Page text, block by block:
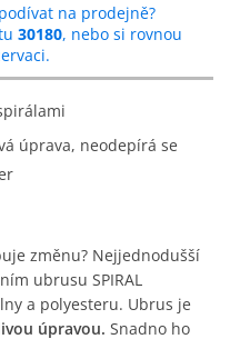
na prodejně?
30180, nebo si rovnou
úprava, neodepírá se
změnu? Nejjednodušší
ubrusu SPIRAL
a polyesteru. Ubrus je
úpravou. Snadno ho